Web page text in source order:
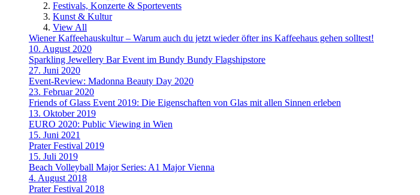
Festivals, Konzerte & Sportevents
Kunst & Kultur
View All
Wiener Kaffeehauskultur – Warum auch du jetzt wieder öfter ins Kaffeehaus gehen solltest!
10. August 2020
Sparkling Jewellery Bar Event im Bundy Bundy Flagshipstore
27. Juni 2020
Event-Review: Madonna Beauty Day 2020
23. Februar 2020
Friends of Glass Event 2019: Die Eigenschaften von Glas mit allen Sinnen erleben
13. Oktober 2019
EURO 2020: Public Viewing in Wien
15. Juni 2021
Prater Festival 2019
15. Juli 2019
Beach Volleyball Major Series: A1 Major Vienna
4. August 2018
Prater Festival 2018